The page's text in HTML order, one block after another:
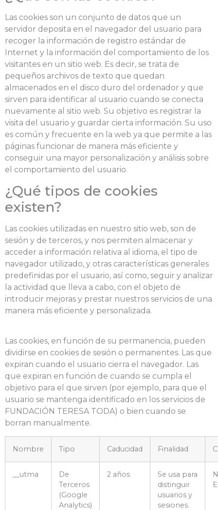
Las cookies son un conjunto de datos que un
servidor deposita en el navegador del usuario para
recoger la información de registro estándar de
Internet y la información del comportamiento de los
visitantes en un sitio web. Es decir, se trata de
pequeños archivos de texto que quedan
almacenados en el disco duro del ordenador y que
sirven para identificar al usuario cuando se conecta
nuevamente al sitio web. Su objetivo es registrar la
visita del usuario y guardar cierta información. Su uso
es común y frecuente en la web ya que permite a las
páginas funcionar de manera más eficiente y
conseguir una mayor personalización y análisis sobre
el comportamiento del usuario.
¿Qué tipos de cookies
existen?
Las cookies utilizadas en nuestro sitio web, son de
sesión y de terceros, y nos permiten almacenar y
acceder a información relativa al idioma, el tipo de
navegador utilizado, y otras características generales
predefinidas por el usuario, así como, seguir y analizar
la actividad que lleva a cabo, con el objeto de
introducir mejoras y prestar nuestros servicios de una
manera más eficiente y personalizada.
Las cookies, en función de su permanencia, pueden
dividirse en cookies de sesión o permanentes. Las que
expiran cuando el usuario cierra el navegador. Las
que expiran en función de cuando se cumpla el
objetivo para el que sirven (por ejemplo, para que el
usuario se mantenga identificado en los servicios de
FUNDACIÓN TERESA TODA) o bien cuando se
borran manualmente.
Nombre Tipo Caducidad Finalidad
__utma
De
Terceros
(Google
Analytics)
2 años
Se usa para
distinguir
usuarios y
sesiones.